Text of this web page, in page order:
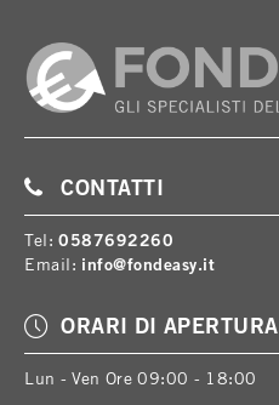
CONTATTI
Tel:0587692260
Email: info@fondeasy.it
ORARI DI APERTURA
Lun - Ven Ore 09:00 - 18:00